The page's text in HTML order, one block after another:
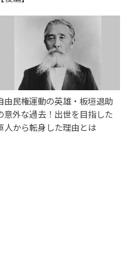
由民権運動の英雄・板垣退助
意外な過去！出世を目指した
人から転身した理由とは